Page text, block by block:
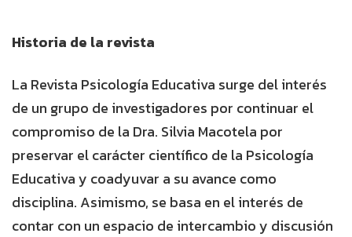
Historia de la revista
La Revista Psicología Educativa surge del interés
de un grupo de investigadores por continuar el
compromiso de la Dra. Silvia Macotela por
preservar el carácter científico de la Psicología
Educativa y coadyuvar a su avance como
disciplina. Asimismo, se basa en el interés de
contar con un espacio de intercambio y discusión